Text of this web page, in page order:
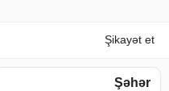
Şikayət et
Şəhər